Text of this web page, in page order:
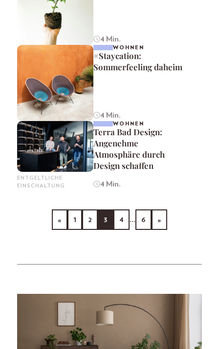
4 Min.
WOHNEN
#Staycation:
Sommerfeeling daheim
4 Min.
ENTGELTLICHE
EINSCHALTUNG
WOHNEN
Terra Bad Design:
Angenehme
Atmosphäre durch
Design schaffen
4 Min.
« 1 2 3 4 … 6 »